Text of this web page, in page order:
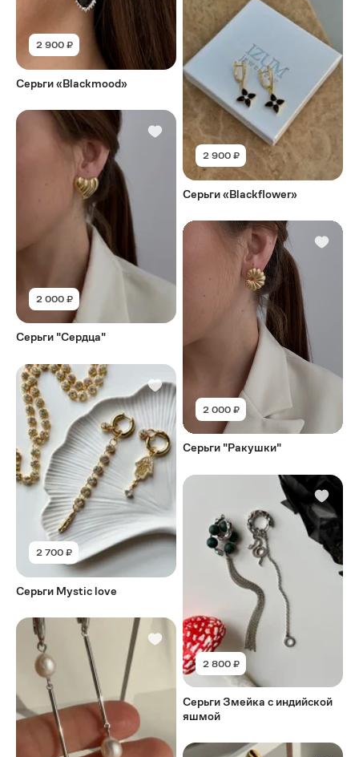
2 900 ₽
Серьги «Blackmood»
2 000 ₽
Серьги "Сердца"
2 700 ₽
Серьги Mystic love
2 900 ₽
Серьги «Blackflower»
2 000 ₽
Серьги "Ракушки"
2 800 ₽
Серьги Змейка с индийской
яшмой